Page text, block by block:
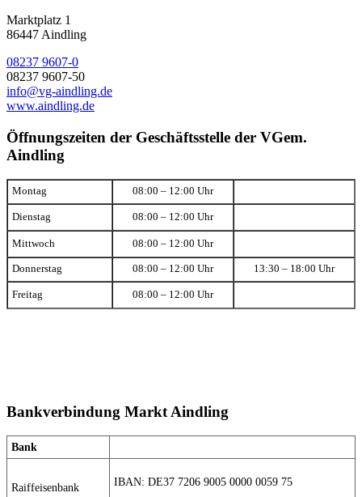
Marktplatz 1
86447 Aindling
08237 9607-0
08237 9607-50
info@vg-aindling.de
www.aindling.de
Öffnungszeiten der Geschäftsstelle der VGem.
Aindling
Montag 08:00 – 12:00 Uhr
Dienstag 08:00 – 12:00 Uhr
Mittwoch 08:00 – 12:00 Uhr
Donnerstag 08:00 – 12:00 Uhr 13:30 – 18:00 Uhr
Freitag 08:00 – 12:00 Uhr
Bankverbindung Markt Aindling
Bank
Raiffeisenbank
IBAN: DE37 7206 9005 0000 0059 75